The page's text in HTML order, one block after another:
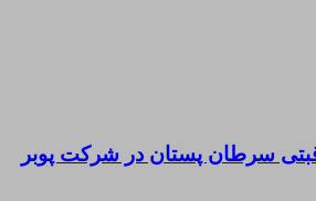
سرطان پستان در شرکت پوبر